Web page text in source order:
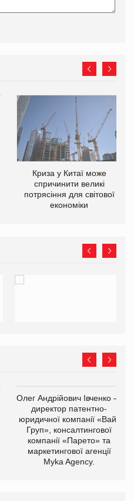
Криза у Китаї може
спричинити великі
потрясіння для світової
економіки
Олег Андрійович Івченко —
директор патентно-
юридичної компанії «Вайз
Груп», консалтингової
компанії «Парето» та
маркетингової агенції
Myka Agency.